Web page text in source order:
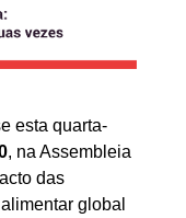
esta quarta-
, na Assembleia
das
global